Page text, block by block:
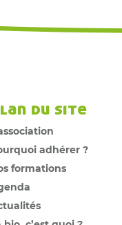
du site
adhérer ?
formations